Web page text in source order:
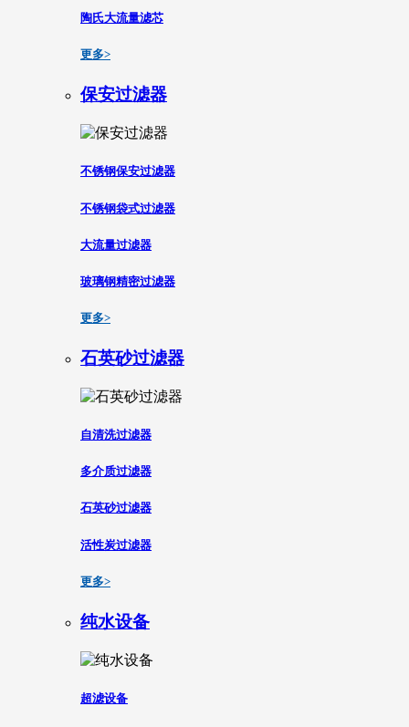
陶氏大流量滤芯
更多>
保安过滤器
不锈钢保安过滤器
不锈钢袋式过滤器
大流量过滤器
玻璃钢精密过滤器
更多>
石英砂过滤器
自清洗过滤器
多介质过滤器
石英砂过滤器
活性炭过滤器
更多>
纯水设备
超滤设备